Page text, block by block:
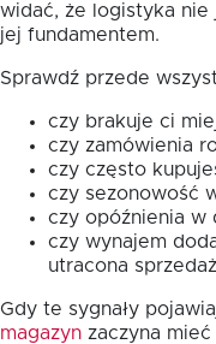
widać, że logistyka
jej fundamentem.
Sprawdź przede
czy brakuje ci
czy zamówienia
czy często
czy sezonowość
czy opóźnienia w
czy wynajem
utracona
Gdy te sygnały
magazyn zaczyna